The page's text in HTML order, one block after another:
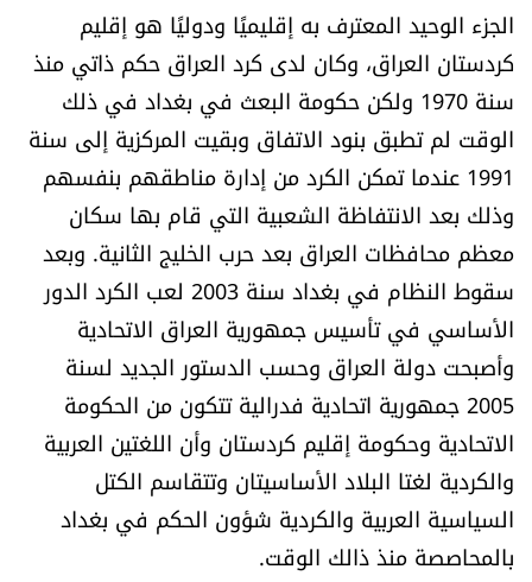
الجزء الوحيد المعترف به إقليميًا ودوليًا هو إقليم
كردستان العراق، وكان لدى كرد العراق حكم ذاتي منذ
سنة 1970 ولكن حكومة البعث في بغداد في ذلك
الوقت لم تطبق بنود الاتفاق وبقيت المركزية إلى سنة
1991 عندما تمكن الكرد من إدارة مناطقهم بنفسهم
وذلك بعد الانتفاظة الشعبية التي قام بها سكان
معظم محافظات العراق بعد حرب الخليج الثانية. وبعد
سقوط النظام في بغداد سنة 2003 لعب الكرد الدور
الأساسي في تأسيس جمهورية العراق الاتحادية
وأصبحت دولة العراق وحسب الدستور الجديد لسنة
2005 جمهورية اتحادية فدرالية تتكون من الحكومة
الاتحادية وحكومة إقليم كردستان وأن اللغتين العربية
والكردية لغتا البلاد الأساسيتان وتتقاسم الكتل
السياسية العربية والكردية شؤون الحكم في بغداد
بالمحاصصة منذ ذالك الوقت.